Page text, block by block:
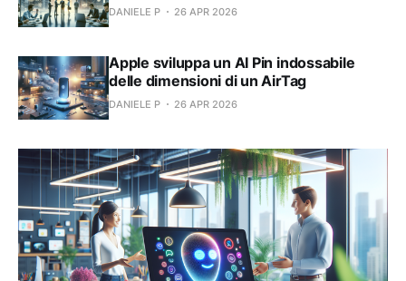
DANIELE P 26 APR 2026
Apple sviluppa un AI Pin indossabile
delle dimensioni di un AirTag
DANIELE P 26 APR 2026